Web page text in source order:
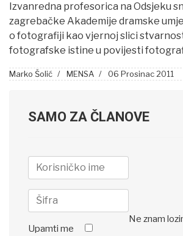
Izvanredna profesorica na Odsjeku
zagrebačke Akademije dramske
o fotografiji kao vjernoj slici
fotografske istine u povijesti
Marko Šolić MENSA 06 Prosinac 2011
SAMO ZA ČLANOVE
Upamti me
Ne znam